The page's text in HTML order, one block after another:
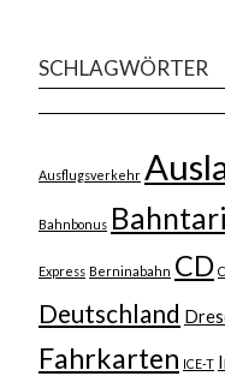
SCHLAGWÖRTER
Ausflugsverkehr
Bahnbonus
Express Berninabahn CD
Deutschland
Fahrkarten ICE-T